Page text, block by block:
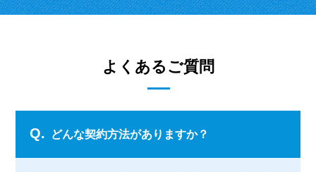
よくあるご質問
Q. どんな契約方法がありますか？